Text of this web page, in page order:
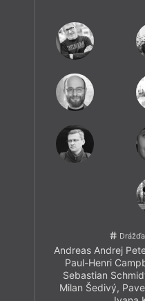
Andreas Andrej
Paul-Henri
Sebastian
Milan Šedivý,